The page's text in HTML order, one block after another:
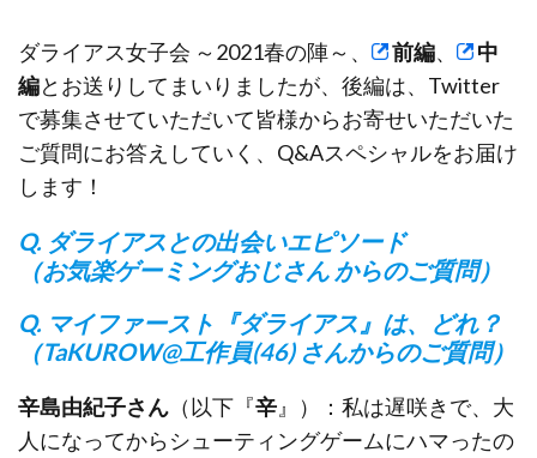
ダライアス女子会 ～2021春の陣～、 前編、
中
編とお送りしてまいりましたが、後編は、Twitter
で募集させていただいて皆様からお寄せいただいた
ご質問にお答えしていく、Q&Aスペシャルをお届け
します！
Q. ダライアスとの出会いエピソード
（お気楽ゲーミングおじさん からのご質問）
Q. マイファースト『ダライアス』は、どれ？
（TaKUROW@工作員(46) さんからのご質問）
辛島由紀子さん （以下『辛 』）：私は遅咲きで、大
人になってからシューティングゲームにハマったの